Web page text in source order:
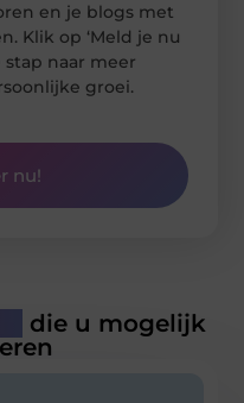
en je blogs met
Klik op ‘Meld je nu
stap naar meer
groei.
nu!
die u mogelijk